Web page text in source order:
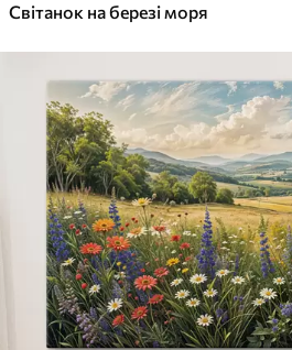
Світанок на березі моря